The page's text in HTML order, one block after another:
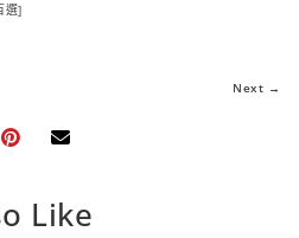
選]
Next →
Like